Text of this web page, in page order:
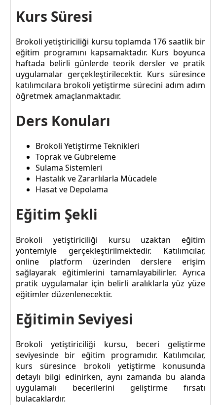
Kurs Süresi
Brokoli yetiştiriciliği kursu toplamda 176 saatlik bir
eğitim programını kapsamaktadır. Kurs boyunca
haftada belirli günlerde teorik dersler ve pratik
uygulamalar gerçekleştirilecektir. Kurs süresince
katılımcılara brokoli yetiştirme sürecini adım adım
öğretmek amaçlanmaktadır.
Ders Konuları
Brokoli Yetiştirme Teknikleri
Toprak ve Gübreleme
Sulama Sistemleri
Hastalık ve Zararlılarla Mücadele
Hasat ve Depolama
Eğitim Şekli
Brokoli yetiştiriciliği kursu uzaktan eğitim
yöntemiyle gerçekleştirilmektedir. Katılımcılar,
online platform üzerinden derslere erişim
sağlayarak eğitimlerini tamamlayabilirler. Ayrıca
pratik uygulamalar için belirli aralıklarla yüz yüze
eğitimler düzenlenecektir.
Eğitimin Seviyesi
Brokoli yetiştiriciliği kursu, beceri geliştirme
seviyesinde bir eğitim programıdır. Katılımcılar,
kurs süresince brokoli yetiştirme konusunda
detaylı bilgi edinirken, aynı zamanda bu alanda
uygulamalı becerilerini geliştirme fırsatı
bulacaklardır.